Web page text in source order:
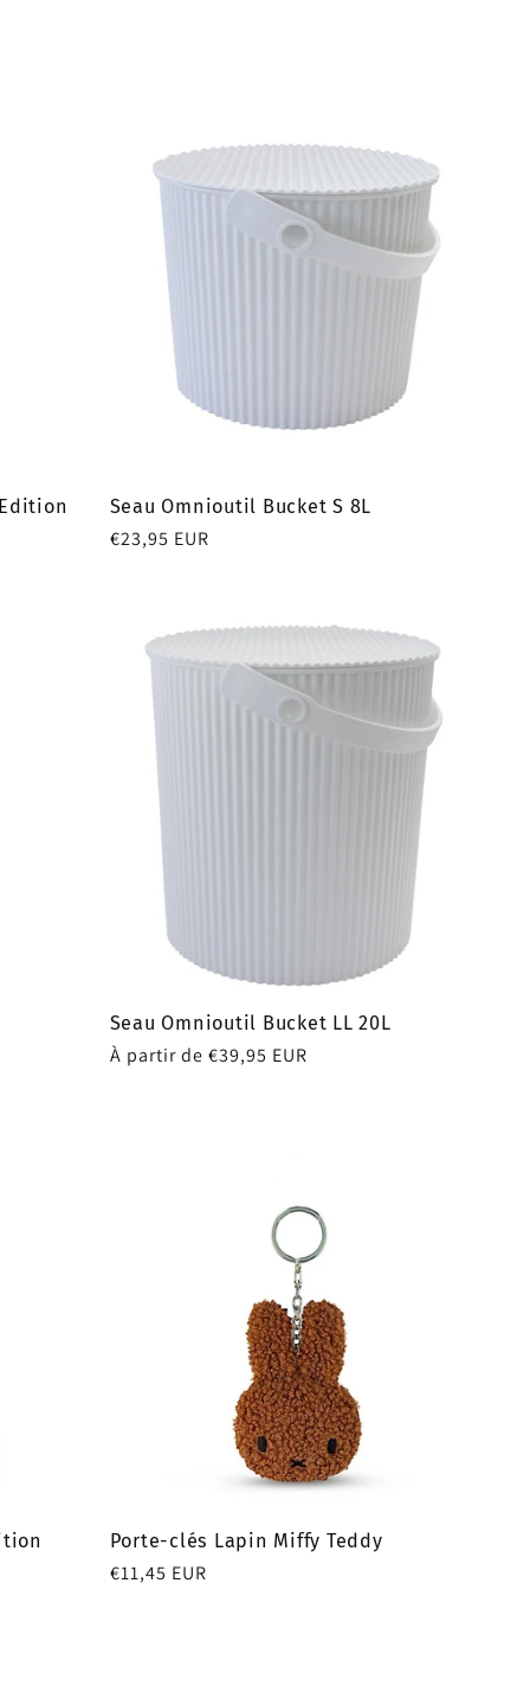
Seau Omnioutil Bucket S 8L
Prix
€23,95 EUR
Seau Omnioutil Bucket LL 20L
Prix
À partir de €39,95 EUR
Porte-clés Lapin Miffy Teddy
Prix
€11,45 EUR